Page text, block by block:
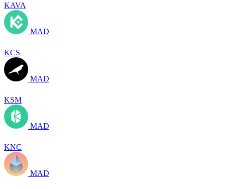
KAVA
MAD
KCS
MAD
KSM
MAD
KNC
MAD